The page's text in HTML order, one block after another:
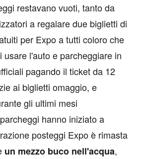
restavano vuoti, tanto da
a regalare due biglietti di
per Expo a tutti coloro che
usare l'auto e parcheggiare in
pagando il ticket da 12
ai biglietti omaggio, e
gli ultimi mesi
hanno iniziato a
posteggi Expo è rimasta
un mezzo buco nell'acqua,